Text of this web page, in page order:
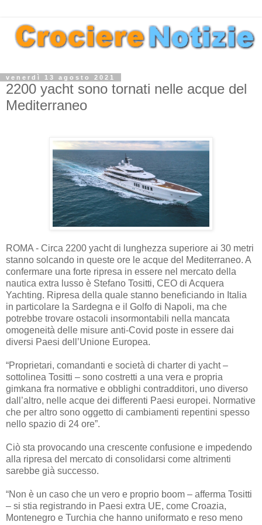
venerdì 13 agosto 2021
2200 yacht sono tornati nelle acque del
Mediterraneo
ROMA - Circa 2200 yacht di lunghezza superiore ai 30 metri
stanno solcando in queste ore le acque del Mediterraneo. A
confermare una forte ripresa in essere nel mercato della
nautica extra lusso è Stefano Tositti, CEO di Acquera
Yachting. Ripresa della quale stanno beneficiando in Italia
in particolare la Sardegna e il Golfo di Napoli, ma che
potrebbe trovare ostacoli insormontabili nella mancata
omogeneità delle misure anti-Covid poste in essere dai
diversi Paesi dell’Unione Europea.
“Proprietari, comandanti e società di charter di yacht –
sottolinea Tositti – sono costretti a una vera e propria
gimkana fra normative e obblighi contradditori, uno diverso
dall’altro, nelle acque dei differenti Paesi europei. Normative
che per altro sono oggetto di cambiamenti repentini spesso
nello spazio di 24 ore”.
Ciò sta provocando una crescente confusione e impedendo
alla ripresa del mercato di consolidarsi come altrimenti
sarebbe già successo.
“Non è un caso che un vero e proprio boom – afferma Tositti
– si stia registrando in Paesi extra UE, come Croazia,
Montenegro e Turchia che hanno uniformato e reso meno